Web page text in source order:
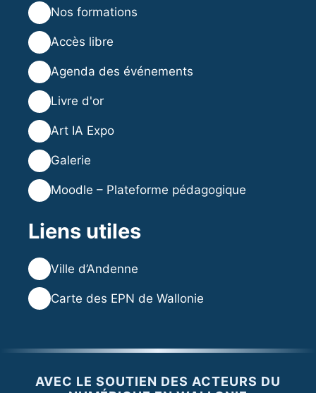
Nos formations
Accès libre
Agenda des événements
Livre d'or
Art IA Expo
Galerie
Moodle – Plateforme pédagogique
Liens utiles
Ville d’Andenne
Carte des EPN de Wallonie
AVEC LE SOUTIEN DES ACTEURS DU